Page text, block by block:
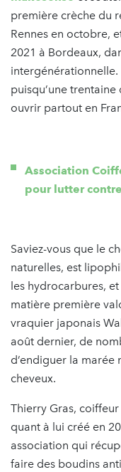
première crèche du
Rennes en octobre,
2021 à Bordeaux,
intergénérationnelle.
puisqu’une
ouvrir partout en
Association
pour lutter
Saviez-vous que le
naturelles, est
les hydrocarbures,
matière première
vraquier japonais
août dernier, de
d’endiguer la marée
cheveux.
Thierry Gras,
quant à lui créé en
association qui
faire des boudins